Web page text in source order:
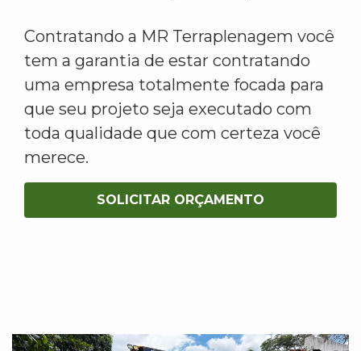
Contratando a MR Terraplenagem você
tem a garantia de estar contratando
uma empresa totalmente focada para
que seu projeto seja executado com
toda qualidade que com certeza você
merece.
SOLICITAR ORÇAMENTO